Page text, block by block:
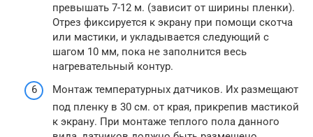
превышать 7-12 м. (зависит от ширины пленки).
Отрез фиксируется к экрану при помощи скотча
или мастики, и укладывается следующий с
шагом 10 мм, пока не заполнится весь
нагревательный контур.
Монтаж температурных датчиков. Их размещают
под пленку в 30 см. от края, прикрепив мастикой
к экрану. При монтаже теплого пола данного